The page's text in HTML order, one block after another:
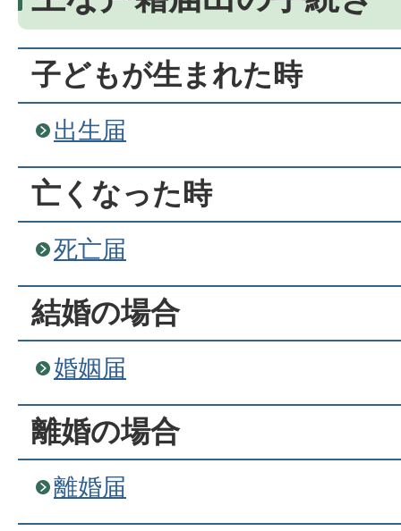
子どもが生まれた時
出生届
亡くなった時
死亡届
結婚の場合
婚姻届
離婚の場合
離婚届